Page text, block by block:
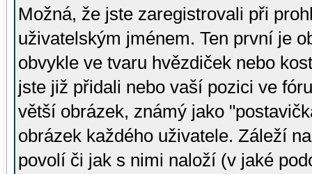
Možná, že jste zaregistrovali při
uživatelským jménem. Ten první je
obvykle ve tvaru hvězdiček nebo
jste již přidali nebo vaší pozici ve
větší obrázek, známý jako
obrázek každého uživatele. Záleží
povolí či jak s nimi naloží (v jaké